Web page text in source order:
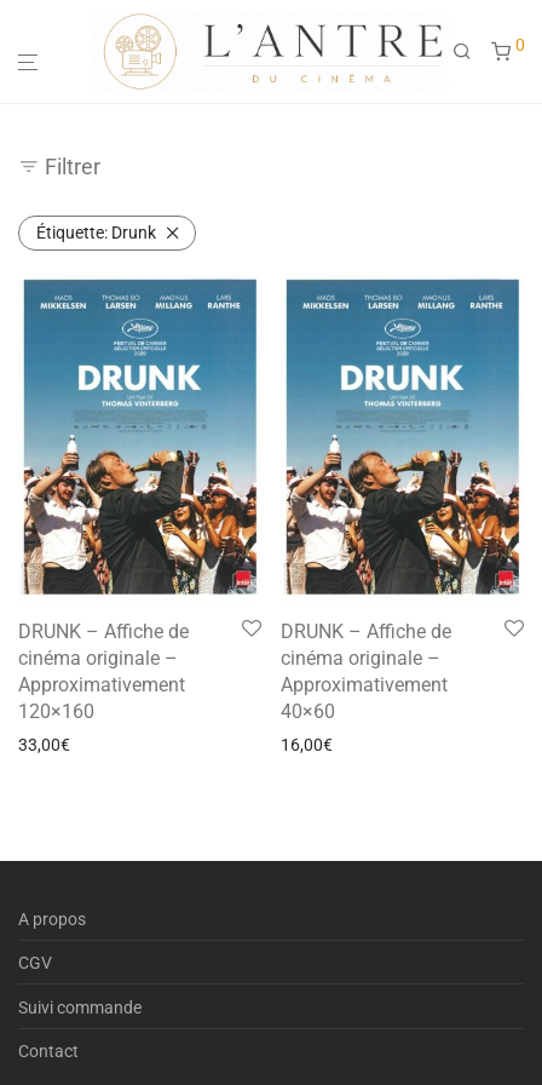
0
Filtrer
Étiquette: Drunk
DRUNK – Affiche de
cinéma originale –
Approximativement
120×160
33,00€
DRUNK – Affiche de
cinéma originale –
Approximativement
40×60
16,00€
A propos
CGV
Suivi commande
Contact